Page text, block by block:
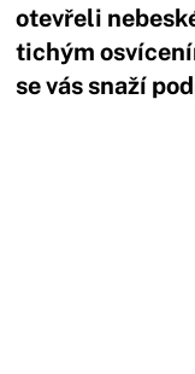
otevřeli
tichým
se vás snaží